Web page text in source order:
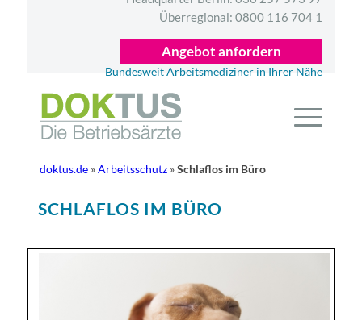
Überregional: 0800 116 704 1
Angebot anfordern
Bundesweit Arbeitsmediziner in Ihrer Nähe
doktus.de»Arbeitsschutz»Schlaflos im Büro
SCHLAFLOS IM BÜRO